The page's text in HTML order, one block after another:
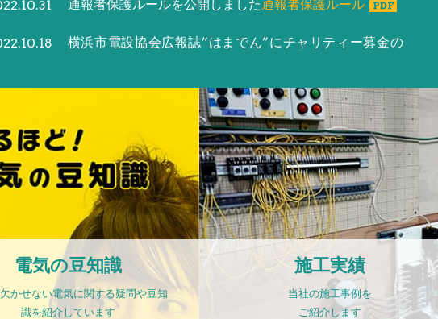
通報者保護ルールを公開しました通報者保護ルール
横浜市電設協会広報誌”はまでん”にチャリティー募金の
チャリティー募金記事PDF
毎朝行っている清掃活動に関して、感謝状をいただきま
した。
感謝状PDF
弊社代表菊地の記事が日刊建設工業新聞に掲載されまし
た。
日刊建設工業新聞PDF
「健康経営優良法人2022（中小規模法人部門）」として
認定されました。認定証PDF
電気の豆知識
かせない電気に関する疑問や豆知
識を紹介しています
施工実績
当社の施工事例を
ご紹介します